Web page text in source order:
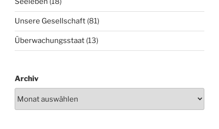
Unsere Gesellschaft (81)
Überwachungsstaat (13)
Archiv